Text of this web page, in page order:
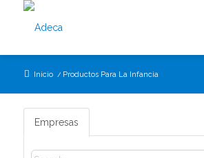
Inicio / Productos Para La Infancia
Empresas